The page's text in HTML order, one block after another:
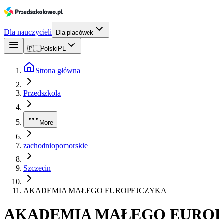
Dla nauczycieli Dla placówek
🇵🇱Polski PL
Strona główna
Przedszkola
More
zachodniopomorskie
Szczecin
AKADEMIA MAŁEGO EUROPEJCZYKA
AKADEMIA MAŁEGO